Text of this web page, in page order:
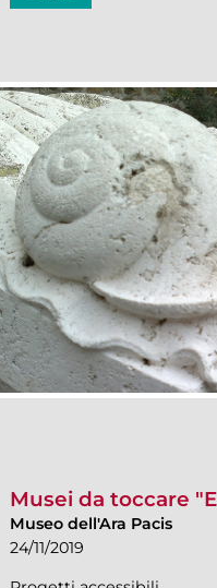
Musei da toccare
Museo dell'Ara Pacis
24/11/2019